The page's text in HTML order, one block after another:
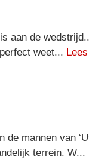
aan de
weet...
mannen van
terrein. W...